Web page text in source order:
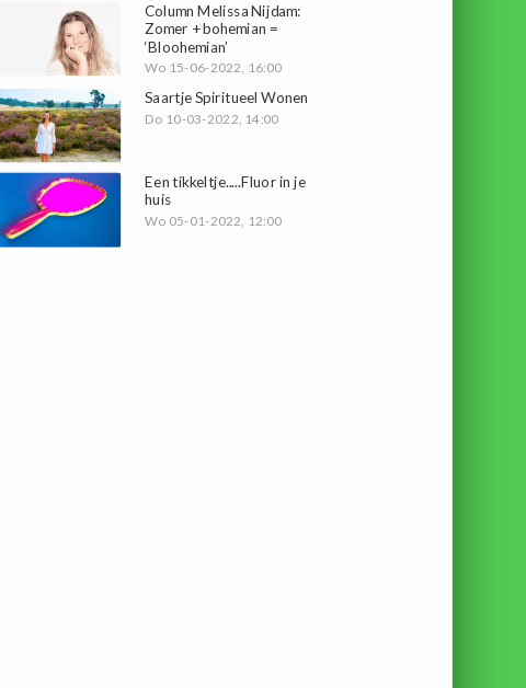
Column Melissa Nijdam:
Zomer + bohemian =
‘Bloohemian’
Wo 15-06-2022, 16:00
Saartje Spiritueel Wonen
Do 10-03-2022, 14:00
Een tikkeltje.....Fluor in je
huis
Wo 05-01-2022, 12:00